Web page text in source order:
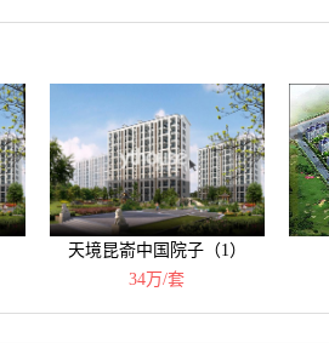
天境昆嵛中国院子（1）
34万/套